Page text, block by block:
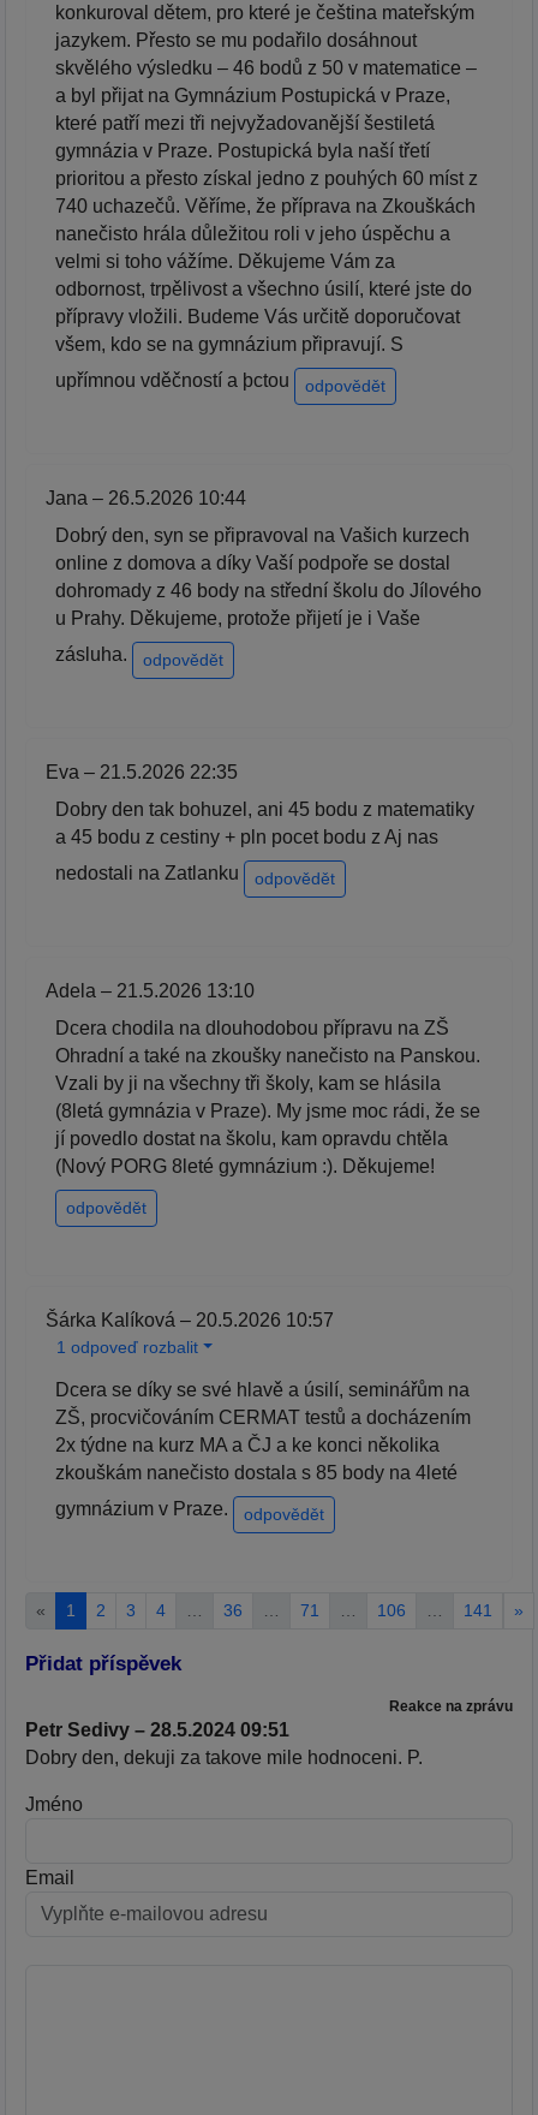
konkuroval dětem, pro které je čeština mateřským
jazykem. Přesto se mu podařilo dosáhnout
skvělého výsledku – 46 bodů z 50 v matematice –
a byl přijat na Gymnázium Postupická v Praze,
které patří mezi tři nejvyžadovanější šestiletá
gymnázia v Praze. Postupická byla naší třetí
prioritou a přesto získal jedno z pouhých 60 míst z
740 uchazečů. Věříme, že příprava na Zkouškách
nanečisto hrála důležitou roli v jeho úspěchu a
velmi si toho vážíme. Děkujeme Vám za
odbornost, trpělivost a všechno úsilí, které jste do
přípravy vložili. Budeme Vás určitě doporučovat
všem, kdo se na gymnázium připravují. S
upřímnou vděčností a þctou
odpovědět
Jana – 26.5.2026 10:44
Dobrý den, syn se připravoval na Vašich kurzech
online z domova a díky Vaší podpoře se dostal
dohromady z 46 body na střední školu do Jílového
u Prahy. Děkujeme, protože přijetí je i Vaše
zásluha.
odpovědět
Eva – 21.5.2026 22:35
Dobry den tak bohuzel, ani 45 bodu z matematiky
a 45 bodu z cestiny + pln pocet bodu z Aj nas
nedostali na Zatlanku
odpovědět
Adela – 21.5.2026 13:10
Dcera chodila na dlouhodobou přípravu na ZŠ
Ohradní a také na zkoušky nanečisto na Panskou.
Vzali by ji na všechny tři školy, kam se hlásila
(8letá gymnázia v Praze). My jsme moc rádi, že se
jí povedlo dostat na školu, kam opravdu chtěla
(Nový PORG 8leté gymnázium :). Děkujeme!
odpovědět
Šárka Kalíková – 20.5.2026 10:57
1 odpoveď rozbalit
Dcera se díky se své hlavě a úsilí, seminářům na
ZŠ, procvičováním CERMAT testů a docházením
2x týdne na kurz MA a ČJ a ke konci několika
zkouškám nanečisto dostala s 85 body na 4leté
gymnázium v Praze.
odpovědět
« 1 2 3 4 36 71 106 141 »
Přidat příspěvek
Reakce na zprávu
Petr Sedivy – 28.5.2024 09:51
Dobry den, dekuji za takove mile hodnoceni. P.
Jméno
Email